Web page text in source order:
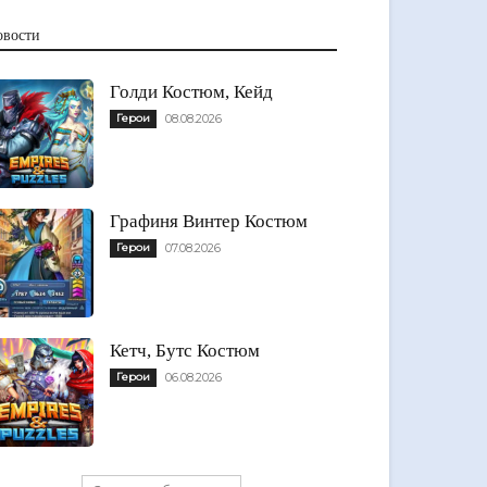
Голди Костюм, Кейд
Герои 08.08.2026
Графиня Винтер Костюм
Герои 07.08.2026
Кетч, Бутс Костюм
Герои 06.08.2026